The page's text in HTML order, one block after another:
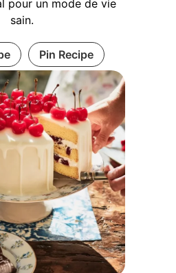
pour un mode de vie
sain.
Pin Recipe